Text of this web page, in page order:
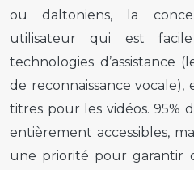
ou daltoniens, la
utilisateur qui est
technologies d’assistance
de reconnaissance
titres pour les vidéos. 95%
entièrement accessibles,
une priorité pour garantir